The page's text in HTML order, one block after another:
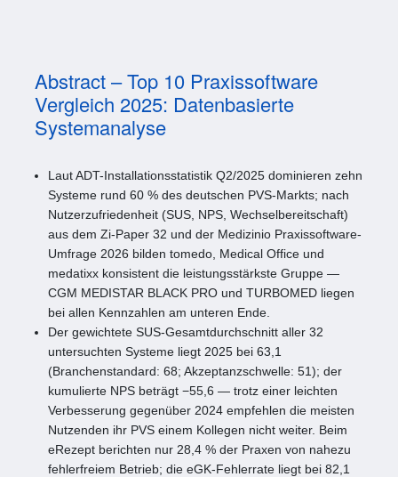
Abstract – Top 10 Praxissoftware
Vergleich 2025: Datenbasierte
Systemanalyse
Laut ADT-Installationsstatistik Q2/2025 dominieren zehn
Systeme rund 60 % des deutschen PVS-Markts; nach
Nutzerzufriedenheit (SUS, NPS, Wechselbereitschaft)
aus dem Zi-Paper 32 und der Medizinio Praxissoftware-
Umfrage 2026 bilden tomedo, Medical Office und
medatixx konsistent die leistungsstärkste Gruppe —
CGM MEDISTAR BLACK PRO und TURBOMED liegen
bei allen Kennzahlen am unteren Ende.
Der gewichtete SUS-Gesamtdurchschnitt aller 32
untersuchten Systeme liegt 2025 bei 63,1
(Branchenstandard: 68; Akzeptanzschwelle: 51); der
kumulierte NPS beträgt −55,6 — trotz einer leichten
Verbesserung gegenüber 2024 empfehlen die meisten
Nutzenden ihr PVS einem Kollegen nicht weiter. Beim
eRezept berichten nur 28,4 % der Praxen von nahezu
fehlerfreiem Betrieb; die eGK-Fehlerrate liegt bei 82,1